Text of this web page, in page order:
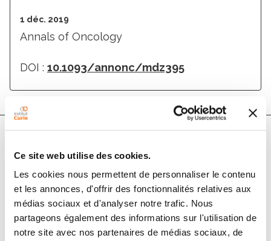
Ce site web utilise des cookies.
Les cookies nous permettent de personnaliser le contenu
et les annonces, d'offrir des fonctionnalités relatives aux
médias sociaux et d'analyser notre trafic. Nous
partageons également des informations sur l'utilisation de
notre site avec nos partenaires de médias sociaux, de
1 déc. 2019
Annals of Oncology
DOI : 10.1093/annonc/mdz395
Auteurs
J H Park, S F Jonas, G Bataillon, C Criscitiello, R
Salgado, S Loi, G Viale, H J Lee, M V Dieci, S -B Kim, A
Vincent-Salomon, G Curigliano, F André, S Michiels